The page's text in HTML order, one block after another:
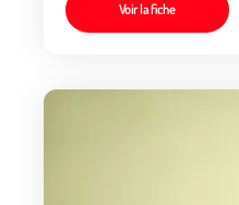
Voir la fiche